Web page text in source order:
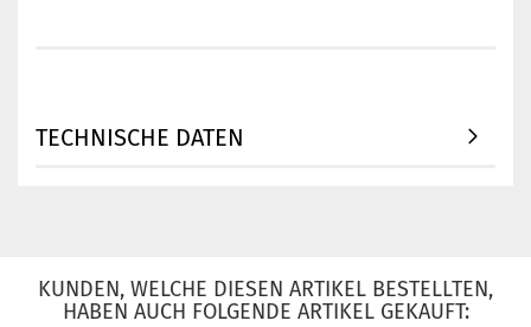
TECHNISCHE DATEN
KUNDEN, WELCHE DIESEN ARTIKEL BESTELLTEN,
HABEN AUCH FOLGENDE ARTIKEL GEKAUFT: